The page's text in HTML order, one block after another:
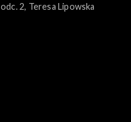
odc. 2, Teresa Lipowska